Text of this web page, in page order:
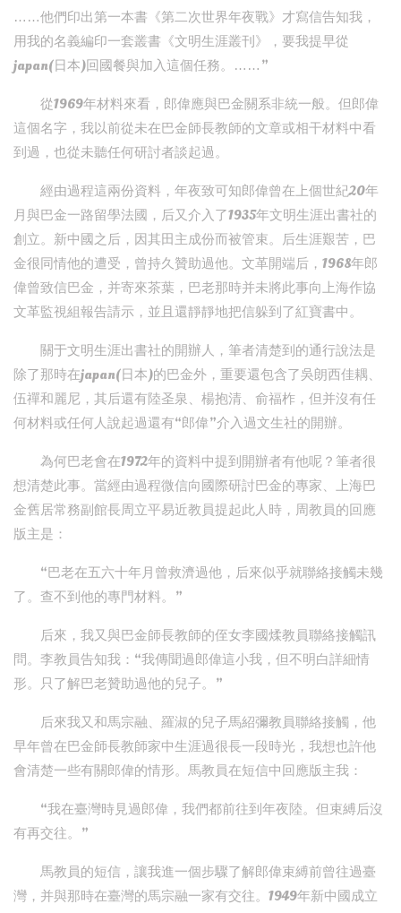
……他們印出第一本書《第二次世界年夜戰》才寫信告知我，
用我的名義編印一套叢書《文明生涯叢刊》，要我提早從
japan(日本)回國餐與加入這個任務。……”
從1969年材料來看，郎偉應與巴金關系非統一般。但郎偉
這個名字，我以前從未在巴金師長教師的文章或相干材料中看
到過，也從未聽任何研討者談起過。
經由過程這兩份資料，年夜致可知郎偉曾在上個世紀20年
月與巴金一路留學法國，后又介入了1935年文明生涯出書社的
創立。新中國之后，因其田主成份而被管束。后生涯艱苦，巴
金很同情他的遭受，曾持久贊助過他。文革開端后，1968年郎
偉曾致信巴金，并寄來茶葉，巴老那時并未將此事向上海作協
文革監視組報告請示，並且還靜靜地把信躲到了紅寶書中。
關于文明生涯出書社的開辦人，筆者清楚到的通行說法是
除了那時在japan(日本)的巴金外，重要還包含了吳朗西佳耦、
伍禪和麗尼，其后還有陸圣泉、楊抱清、俞福柞，但并沒有任
何材料或任何人說起過還有“郎偉”介入過文生社的開辦。
為何巴老會在1972年的資料中提到開辦者有他呢？筆者很
想清楚此事。當經由過程微信向國際研討巴金的專家、上海巴
金舊居常務副館長周立平易近教員提起此人時，周教員的回應
版主是：
“巴老在五六十年月曾救濟過他，后來似乎就聯絡接觸未幾
了。查不到他的專門材料。”
后來，我又與巴金師長教師的侄女李國煣教員聯絡接觸訊
問。李教員告知我：“我傳聞過郎偉這小我，但不明白詳細情
形。只了解巴老贊助過他的兒子。”
后來我又和馬宗融、羅淑的兒子馬紹彌教員聯絡接觸，他
早年曾在巴金師長教師家中生涯過很長一段時光，我想也許他
會清楚一些有關郎偉的情形。馬教員在短信中回應版主我：
“我在臺灣時見過郎偉，我們都前往到年夜陸。但束縛后沒
有再交往。”
馬教員的短信，讓我進一個步驟了解郎偉束縛前曾往過臺
灣，并與那時在臺灣的馬宗融一家有交往。1949年新中國成立